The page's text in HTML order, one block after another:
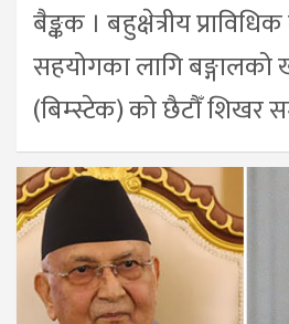
बैङ्कक । बहुक्षेत्रीय
सहयोगका लागि बङ्गालको
(बिम्स्टेक) को छैटौँ शिखर